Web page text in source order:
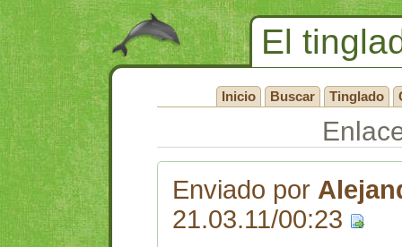
El
Inicio Buscar Tinglado
Enviado por
21.03.11/00:23